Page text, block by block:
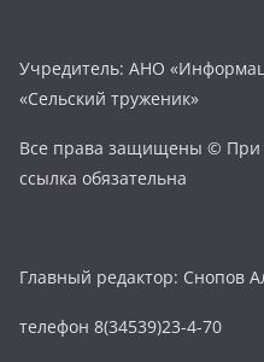
Учредитель: АНО
«Сельский труженик»
Все права защищены © При
ссылка обязательна
Главный редактор: Снопов
телефон 8(34539)23-4-70